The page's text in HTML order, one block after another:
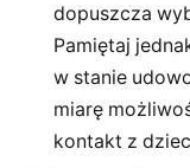
dopuszcza
Pamiętaj
w stanie
miarę
kontakt z